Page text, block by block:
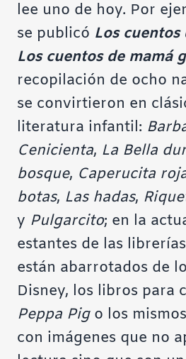
lee uno de hoy. Por
se publicó Los cuentos
Los cuentos de mamá
recopilación de ocho
se convirtieron en
literatura infantil:
Cenicienta, La Bella
bosque, Caperucita
botas, Las hadas,
y Pulgarcito; en la
estantes de las
están abarrotados de
Disney, los libros para
Peppa Pigo los
con imágenes que no